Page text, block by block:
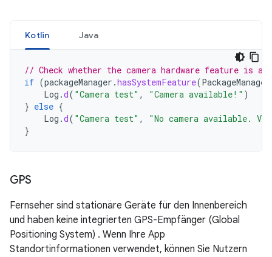
Kotlin Java
// Check whether the camera hardware feature is
if (packageManager .hasSystemFeature(PackageManager
Log .d( "Camera test" , "Camera available!" )
} else {
Log .d( "Camera test" ,
"No camera available.
}
GPS
Fernseher sind stationäre Geräte für den Innenbereich
und haben keine integrierten GPS-Empfänger (Global
Positioning System) . Wenn Ihre App
Standortinformationen verwendet, können Sie Nutzern